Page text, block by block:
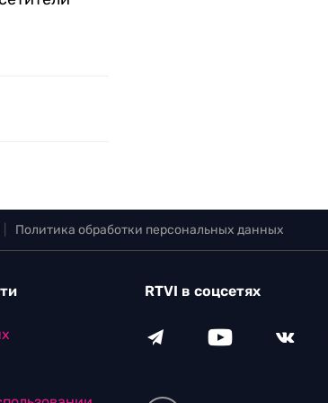
Политика обработки персональных данных
RTVI в соцсетях